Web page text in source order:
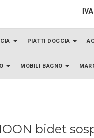
PIATTI DOCCIA
MOBILI BAGNO
bidet